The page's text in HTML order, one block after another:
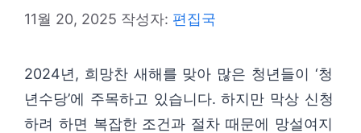
11월 20, 2025 작성자: 편집국
2024년, 희망찬 새해를 맞아 많은 청년들이 ‘청
년수당’에 주목하고 있습니다. 하지만 막상 신청
하려 하면 복잡한 조건과 절차 때문에 망설여지